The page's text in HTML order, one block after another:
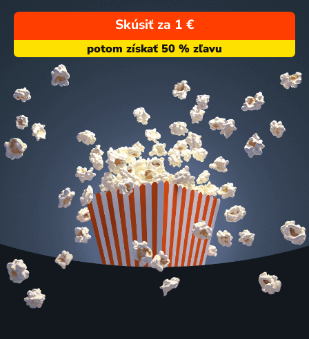
Skúsiť za 1 €